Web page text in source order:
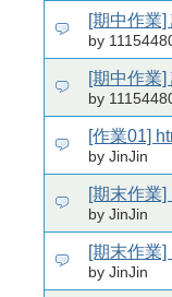
[期中作業
by
[期中作業
by
[作業01]
by JinJin
[期末作業
by JinJin
[期末作業
by JinJin